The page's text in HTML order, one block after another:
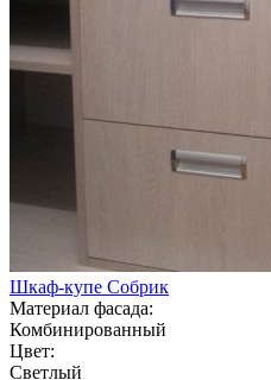
Шкаф-купе Собрик
Материал фасада:
Комбинированный
Цвет:
Светлый